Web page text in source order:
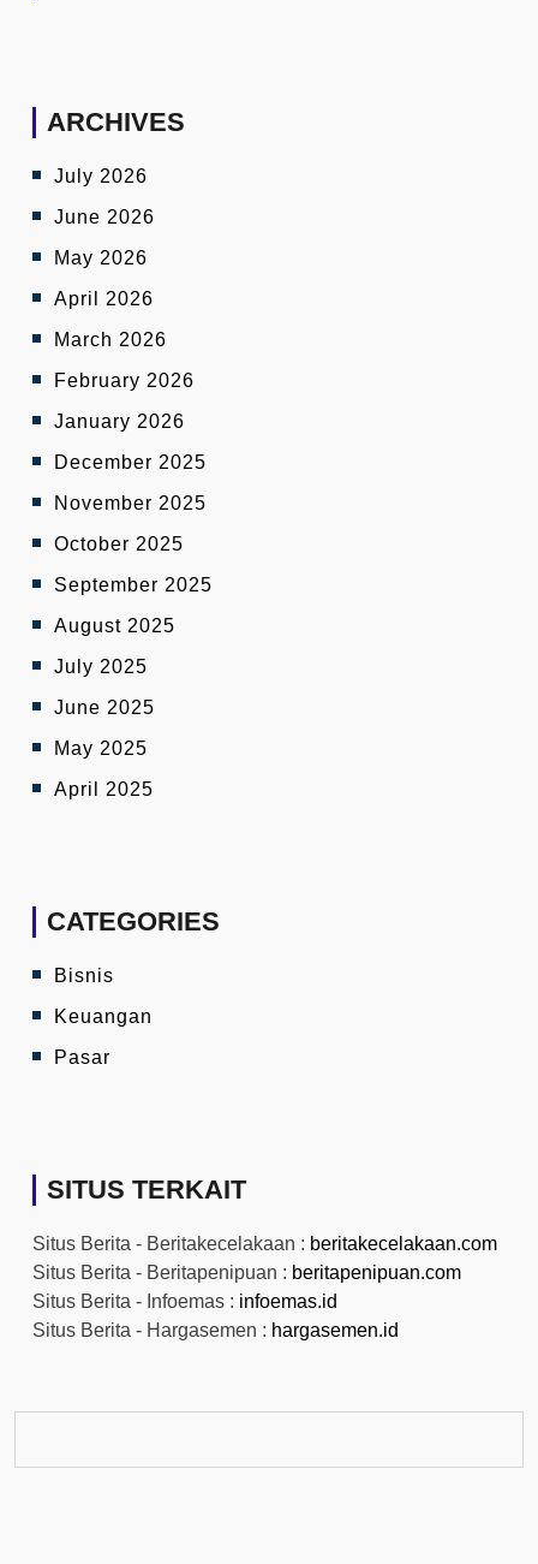
ARCHIVES
July 2026
June 2026
May 2026
April 2026
March 2026
February 2026
January 2026
December 2025
November 2025
October 2025
September 2025
August 2025
July 2025
June 2025
May 2025
April 2025
CATEGORIES
Bisnis
Keuangan
Pasar
SITUS TERKAIT
Situs Berita - Beritakecelakaan : beritakecelakaan.com
Situs Berita - Beritapenipuan : beritapenipuan.com
Situs Berita - Infoemas : infoemas.id
Situs Berita - Hargasemen : hargasemen.id